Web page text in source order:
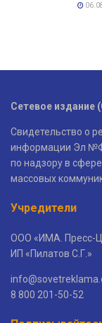
Сетевое издание
Свидетельство о
информации Эл
по надзору в
массовых
Учредители
ООО «ИМА. Пресс-
ИП «Пилатов С.Г.»
8 800 201-50-52